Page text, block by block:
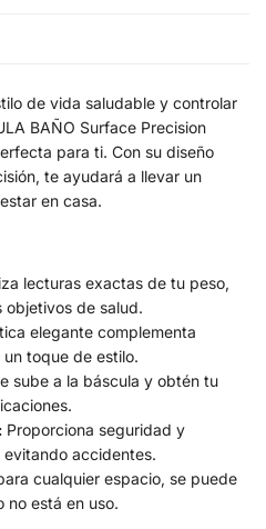
de vida saludable y controlar
BAÑO Surface Precision
para ti. Con su diseño
te ayudará a llevar un
en casa.
lecturas exactas de tu peso,
de salud.
elegante complementa
toque de estilo.
sube a la báscula y obtén tu
Proporciona seguridad y
accidentes.
cualquier espacio, se puede
no está en uso.